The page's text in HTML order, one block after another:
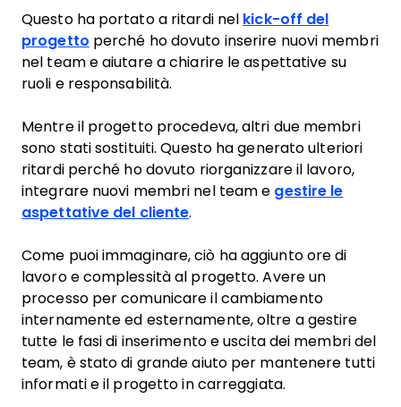
Questo ha portato a ritardi nel
kick-off del
progetto perché ho dovuto inserire nuovi membri
nel team e aiutare a chiarire le aspettative su
ruoli e responsabilità.
Mentre il progetto procedeva, altri due membri
sono stati sostituiti. Questo ha generato ulteriori
ritardi perché ho dovuto riorganizzare il lavoro,
integrare nuovi membri nel team e gestire le
aspettative del cliente.
Come puoi immaginare, ciò ha aggiunto ore di
lavoro e complessità al progetto. Avere un
processo per comunicare il cambiamento
internamente ed esternamente, oltre a gestire
tutte le fasi di inserimento e uscita dei membri del
team, è stato di grande aiuto per mantenere tutti
informati e il progetto in carreggiata.